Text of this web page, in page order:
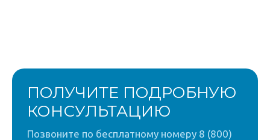
ПОЛУЧИТЕ ПОДРОБНУЮ
КОНСУЛЬТАЦИЮ
Позвоните по бесплатному номеру 8 (800)